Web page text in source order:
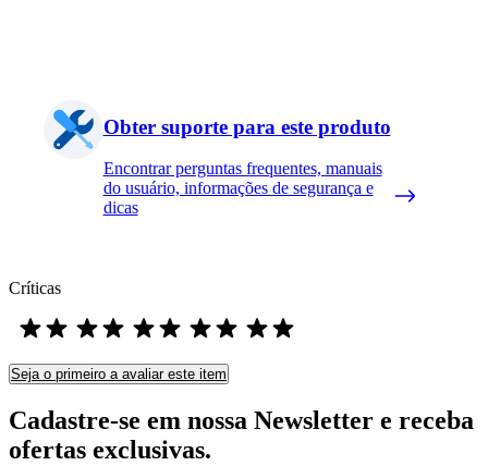
Obter suporte para este produto
Encontrar perguntas frequentes, manuais
do usuário, informações de segurança e
dicas
Críticas
Seja o primeiro a avaliar este item
Cadastre-se em nossa Newsletter e receba
ofertas exclusivas.